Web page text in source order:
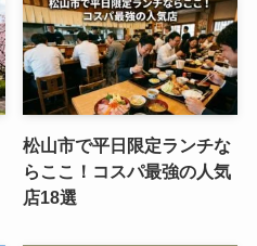
松山市で平日限定ランチな
らここ！コスパ最強の人気
店18選